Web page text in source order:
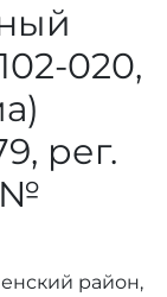
020,
рег.
район,